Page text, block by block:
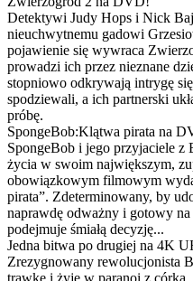
Detektywi Judy Hops i Nick
nieuchwytnemu gadowi
pojawienie się wywraca
prowadzi ich przez nieznane
stopniowo odkrywają intrygę
spodziewali, a ich partnerski
próbę.
SpongeBob:Klątwa pirata na
SpongeBob i jego przyjaciele
życia w swoim największym,
obowiązkowym filmowym
pirata”. Zdeterminowany, by
naprawdę odważny i gotowy
podejmuje śmiałą decyzję...
Jedna bitwa po drugiej na 4K
Zrezygnowany rewolucjonista
trawkę i żyje w paranoi z